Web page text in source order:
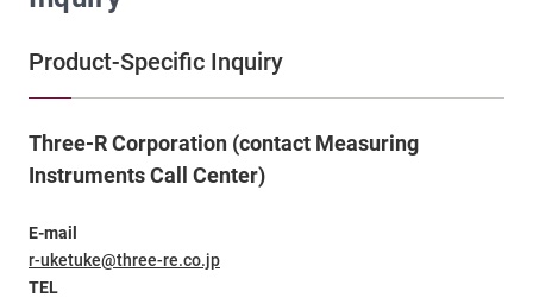
Product-Specific Inquiry
Three-R Corporation (contact Measuring
Instruments Call Center)
E-mail
r-uketuke@three-re.co.jp
TEL